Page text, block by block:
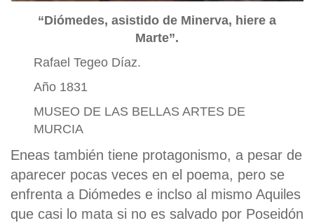
“Diómedes, asistido de Minerva, hiere a
Marte”.
Rafael Tegeo Díaz.
Año 1831
MUSEO DE LAS BELLAS ARTES DE
MURCIA
Eneas también tiene protagonismo, a pesar de
aparecer pocas veces en el poema, pero se
enfrenta a Diómedes e inclso al mismo Aquiles
que casi lo mata si no es salvado por Poseidón